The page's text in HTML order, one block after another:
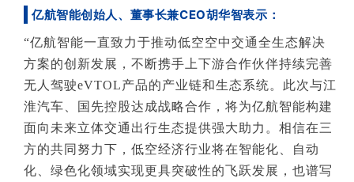
亿航智能创始人、董事长兼CEO胡华智表示 ：
“亿航智能一直致力于推动低空空中交通全生态解决
方案的创新发展，不断携手上下游合作伙伴持续完善
无人驾驶eVTOL产品的产业链和生态系统。此次与江
淮汽车、国先控股达成战略合作，将为亿航智能构建
面向未来立体交通出行生态提供强大助力。相信在三
方的共同努力下，低空经济行业将在智能化、自动
化、绿色化领域实现更具突破性的飞跃发展，也谱写